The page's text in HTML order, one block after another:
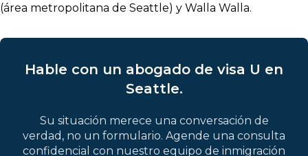
(área metropolitana de Seattle) y Walla Walla.
Hable con un abogado de visa U en
Seattle.
Su situación merece una conversación de
verdad, no un formulario. Agende una consulta
confidencial con nuestro equipo de inmigración